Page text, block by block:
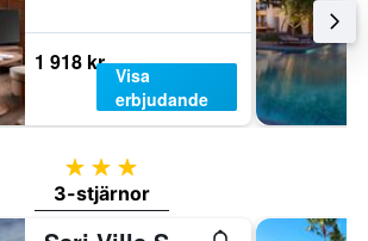
1 918 kr
Visa
erbjudande
3 stjärnor
3-stjärnor